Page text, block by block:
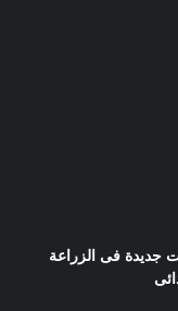
جديدة فى الزراعة